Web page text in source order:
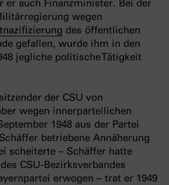
er auch Finanzminister. Bei der
wegen
des öffentlichen
gefallen, wurde ihm in den
jegliche politische Tätigkeit
der CSU von
wegen innerparteilichen
1948 aus der Partei
betriebene Annäherung
scheiterte – Schäffer hatte
CSU-Bezirksverbandes
erwogen – trat er 1949